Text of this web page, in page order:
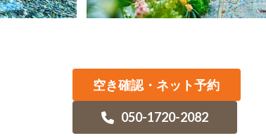
空き確認・ネット予約
050-1720-2082